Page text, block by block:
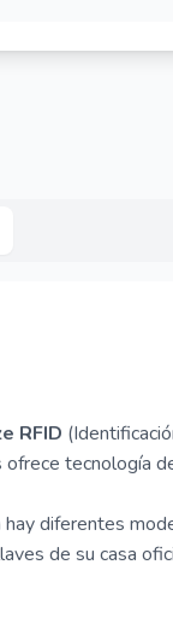
RFID
tecnología
diferentes
de su casa